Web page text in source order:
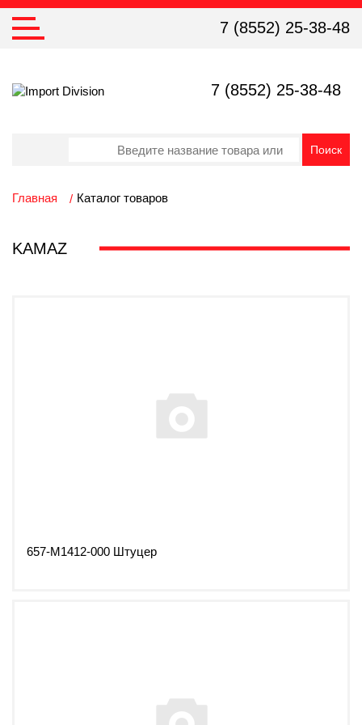
7 (8552) 25-38-48
7 (8552) 25-38-48
Главная Каталог товаров
KAMAZ
657-М1412-000 Штуцер